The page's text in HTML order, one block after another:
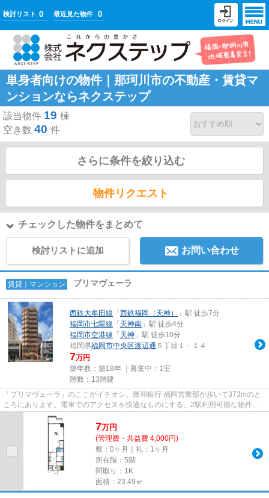
検討リスト 0 最近見た物件 0
単身者向けの物件｜那珂川市の不動産・賃貸マ
ンションならネクステップ
該当物件 19 棟
空き数 40 件
さらに条件を絞り込む
物件リクエスト
チェックした物件をまとめて
検討リストに追加 お問い合わせ
賃貸｜マンション プリマヴェーラ
西鉄大牟田線 「 西鉄福岡（天神）
」駅 徒歩7分
福岡市七隈線 「 天神南 」駅 徒歩4分
福岡市空港線 「 天神 」駅 徒歩10分
福岡県福岡市中央区渡辺通 ５丁目１－１４
7万円
築年数：築18年 ｜募集中： 1室
階数：13階建
「プリマヴェーラ」のここがイチオシ。親和銀行 福岡営業部が歩いて373mのと
ころにあります。電車でのアクセスを快適なものにする、2駅利用可能な物件で
す。高層建築がお好きな方には1...
7万円
(管理費・共益費 4,000円)
敷：0ヶ月｜礼：1ヶ月
所在階：5階
間取り：1K
面積：23.49㎡